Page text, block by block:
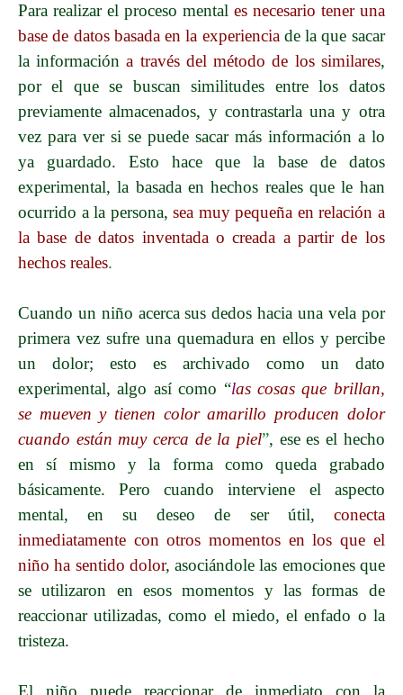
Para realizar el proceso mental es necesario tener una
base de datos basada en la experiencia de la que sacar
la informacióna través del método de los similares,
por el que se buscan similitudes entre los datos
previamente almacenados, y contrastarla una y otra
vez para ver si se puede sacar más información a lo
ya guardado. Esto hace que la base de datos
experimental, la basada en hechos reales que le han
ocurrido a la persona,sea muy pequeña en relación a
la base de datos inventada o creada a partir de los
hechos reales.
Cuando un niño acerca sus dedos hacia una vela por
primera vez sufre una quemadura en ellos y percibe
un dolor; esto es archivado como un dato
experimental, algo así como “las cosas que brillan,
se mueven y tienen color amarillo producen dolor
cuando están muy cerca de la piel”, ese es el hecho
en sí mismo y la forma como queda grabado
básicamente. Pero cuando interviene el aspecto
mental, en su deseo de ser útil, conecta
inmediatamente con otros momentos en los que el
niño ha sentido dolor, asociándole las emociones que
se utilizaron en esos momentos y las formas de
reaccionar utilizadas, como el miedo, el enfado o la
tristeza.
El niño puede reaccionar de inmediato con la